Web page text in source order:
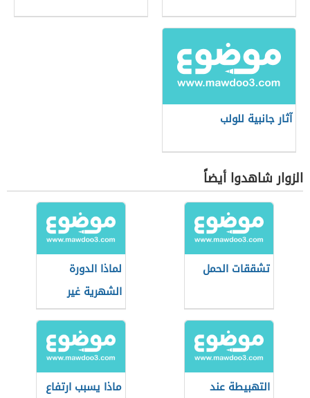
آثار جانبية للولب
الزوار شاهدوا أيضاً
تشققات الحمل
لماذا الدورة
الشهرية غير
منتظمة
التهبيطة عند
ماذا يسبب ارتفاع